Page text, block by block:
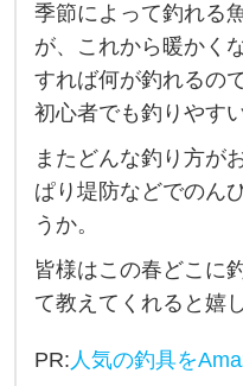
い
ま
、
初
心
者
で
も
釣
り
季節によって釣れる
が、これから暖かく
すれば何が釣れるの
初心者でも釣りやす
またどんな釣り方が
ぱり堤防などでのん
うか。
皆様はこの春どこに
て教えてくれると嬉
PR: 人気の釣具を